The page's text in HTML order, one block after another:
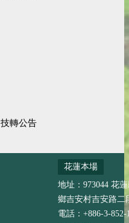
技轉公告
花蓮本場
地址：973044 花
鄉吉安村吉安路二
電話：+886-3-852-